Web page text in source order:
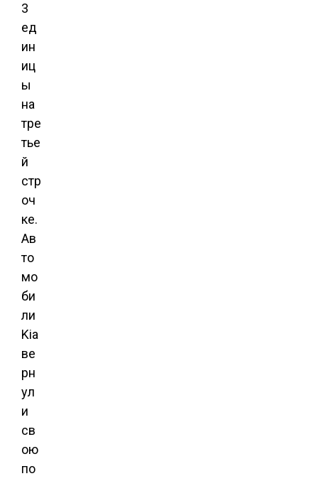
3
ед
ин
иц
ы
на
тре
тье
й
стр
оч
ке.
Ав
то
мо
би
ли
Kia
ве
рн
ул
и
св
ою
по